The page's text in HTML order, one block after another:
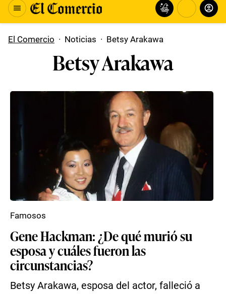
El Comercio · Noticias · Betsy Arakawa
Betsy Arakawa
Gene Hackman: ¿De qué murió su
esposa y cuáles fueron las
circunstancias?
Betsy Arakawa, esposa del actor, falleció a
Famosos